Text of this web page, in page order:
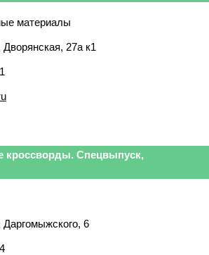
материалы
27а к1
кроссворды. Спецвыпуск,
6